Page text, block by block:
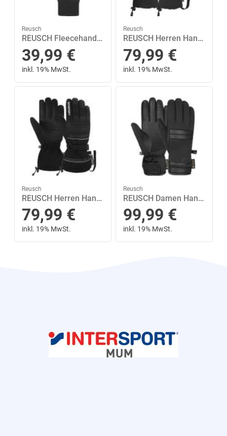
Reusch
REUSCH Fleecehandschuhe Walk TOUCH-TEC™
39,99 €
inkl. 19% MwSt.
Reusch
REUSCH Herren Handschuhe Reusch Kondor R-TEX® XT 10,5 in Schwarz
79,99 €
inkl. 19% MwSt.
Reusch
REUSCH Herren Handschuhe Reusch Conan R-TEX® XT 9 in Schwarz
79,99 €
inkl. 19% MwSt.
Reusch
REUSCH Damen Handschuhe Reusch Paola GORE-TEX 7,5 in Schwarz
99,99 €
inkl. 19% MwSt.